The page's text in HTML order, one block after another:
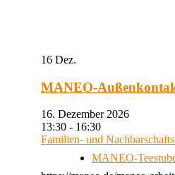
16 Dez.
MANEO-
16. Dezember 2026
13:30 - 16:30
Familien- und
MANEO-